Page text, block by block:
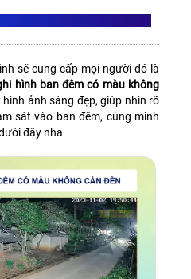
sẽ cung cấp mọi người đó là
hình ban đêm có màu không
hình ảnh sáng đẹp, giúp nhìn rõ
sát vào ban đêm, cùng mình
đây nha